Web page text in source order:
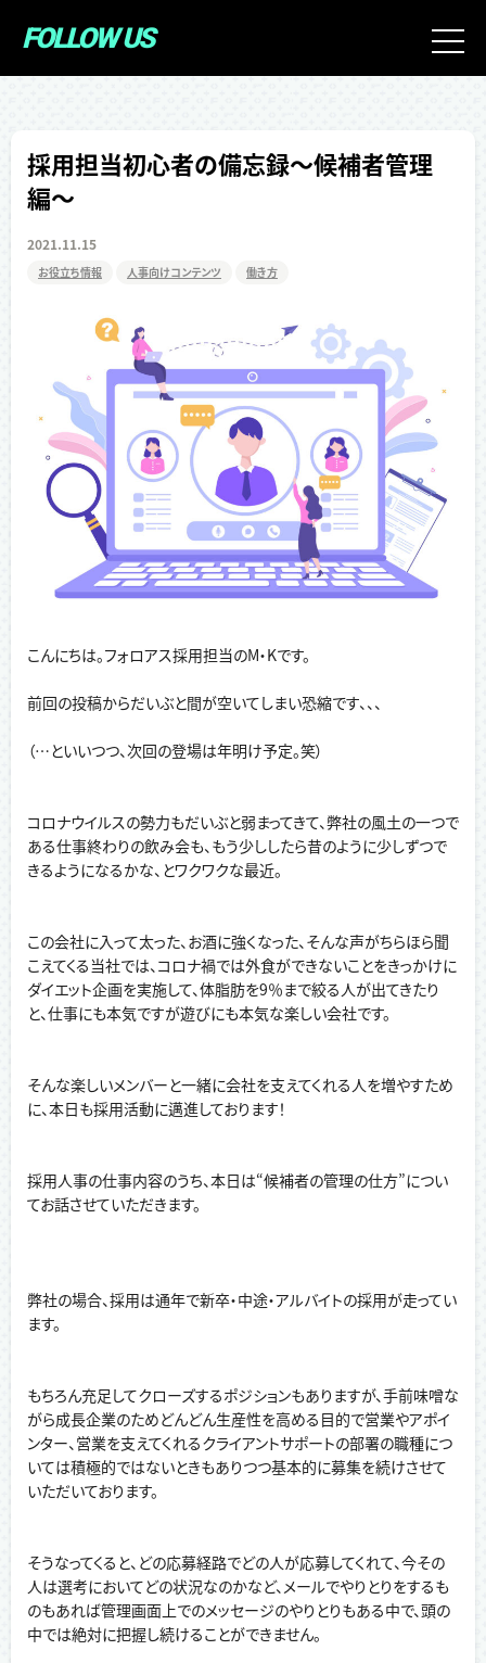
FOLLOW US
t
採用担当初心者の備忘録〜候補者管理
編〜
2021.11.15
お役立ち情報 人事向けコンテンツ 働き方
こんにちは。フォロアス採用担当のM・Kです。
前回の投稿からだいぶと間が空いてしまい恐縮です、、、
（…といいつつ、次回の登場は年明け予定。笑）
コロナウイルスの勢力もだいぶと弱まってきて、弊社の風土の一つで
ある仕事終わりの飲み会も、もう少ししたら昔のように少しずつで
きるようになるかな、とワクワクな最近。
この会社に入って太った、お酒に強くなった、そんな声がちらほら聞
こえてくる当社では、コロナ禍では外食ができないことをきっかけに
ダイエット企画を実施して、体脂肪を9％まで絞る人が出てきたり
と、仕事にも本気ですが遊びにも本気な楽しい会社です。
そんな楽しいメンバーと一緒に会社を支えてくれる人を増やすため
に、本日も採用活動に邁進しております！
採用人事の仕事内容のうち、本日は“候補者の管理の仕方”につい
てお話させていただきます。
弊社の場合、採用は通年で新卒・中途・アルバイトの採用が走ってい
ます。
もちろん充足してクローズするポジションもありますが、手前味噌な
がら成長企業のためどんどん生産性を高める目的で営業やアポイ
ンター、営業を支えてくれるクライアントサポートの部署の職種につ
いては積極的ではないときもありつつ基本的に募集を続けさせて
いただいております。
そうなってくると、どの応募経路でどの人が応募してくれて、今その
人は選考においてどの状況なのかなど、メールでやりとりをするも
のもあれば管理画面上でのメッセージのやりとりもある中で、頭の
中では絶対に把握し続けることができません。